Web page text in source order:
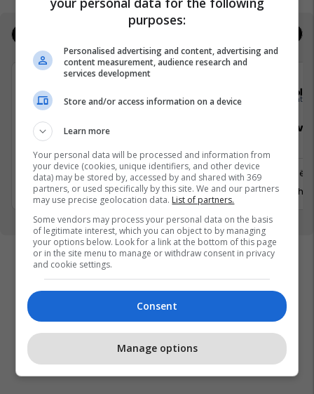
Specialist Mishi (Kasap)
Ferizaj
3 Gusht 2026
Sales
Prishtinë
29 Gusht
purposes:
Personalised advertising and content, advertising and
content measurement, audience research and
services development
Store and/or access information on a device
Learn more
Your personal data will be processed and information from
your device (cookies, unique identifiers, and other device
data) may be stored by, accessed by and shared with 369
partners, or used specifically by this site. We and our partners
may use precise geolocation data. List of partners.
Some vendors may process your personal data on the basis
of legitimate interest, which you can object to by managing
your options below. Look for a link at the bottom of this page
or in the site menu to manage or withdraw consent in privacy
and cookie settings.
Consent
Manage options